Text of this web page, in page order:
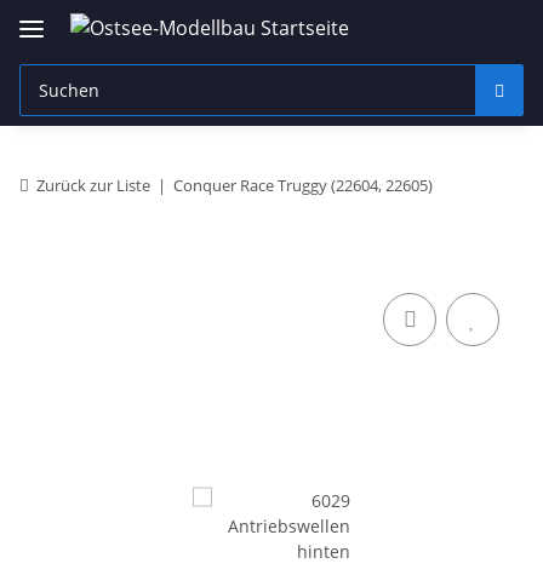
Zurück zur Liste Conquer Race Truggy (22604, 22605)